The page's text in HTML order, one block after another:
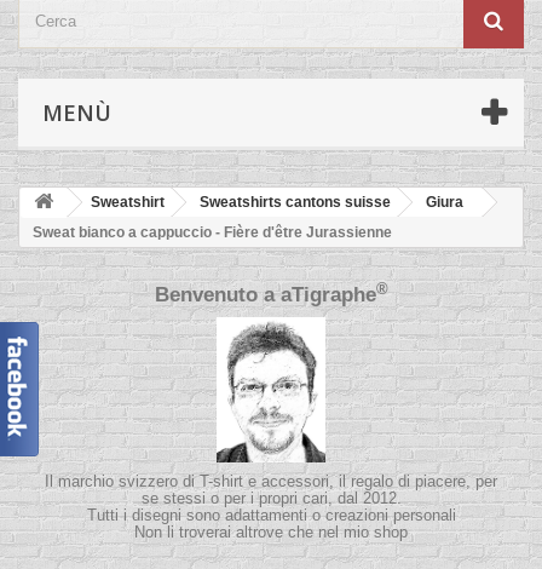
MENÙ
Sweatshirt Sweatshirts cantons suisse
Giura
Sweat bianco a cappuccio - Fière d'être Jurassienne
Benvenuto aaTigraphe®
Il marchio svizzero di T-shirt e accessori, il regalo di piacere, per
se stessi o per i propri cari, dal 2012.
Tutti i disegni sono adattamenti o creazioni personali
Non li troverai altrove che nel mio shop